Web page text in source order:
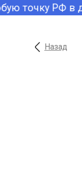
точку РФ в
Назад